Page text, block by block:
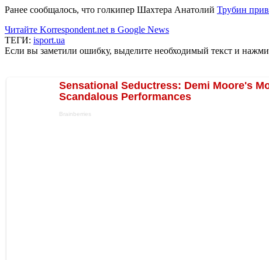
Ранее сообщалось, что голкипер Шахтера Анатолий Трубин
Читайте Korrespondent.net в Google News
ТЕГИ: isport.ua
Если вы заметили ошибку, выделите необходимый текст и